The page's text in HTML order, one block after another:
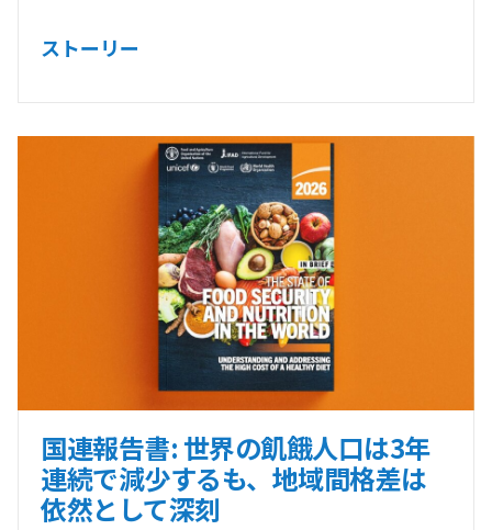
ストーリー
国連報告書: 世界の飢餓人口は3年
連続で減少するも、地域間格差は
依然として深刻